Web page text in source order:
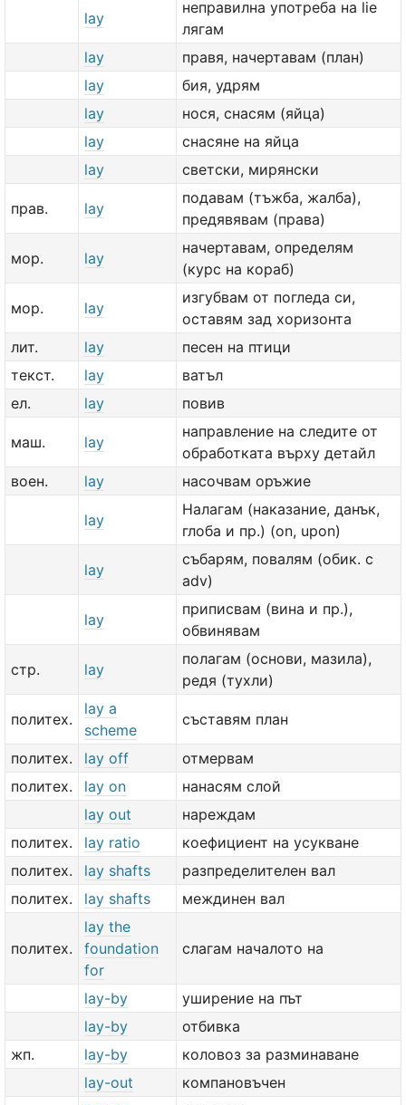
lay
неправилна употреба на lie
лягам
lay
правя, начертавам (план)
lay
бия, удрям
lay
нося, снасям (яйца)
lay
снасяне на яйца
lay
светски, мирянски
прав. lay
подавам (тъжба, жалба),
предявявам (права)
мор. lay
начертавам, определям
(курс на кораб)
мор. lay
изгубвам от погледа си,
оставям зад хоризонта
лит.
lay
песен на птици
текст.
lay
ватъл
ел.
lay повив
маш. lay
направление на следите от
обработката върху детайл
воен.
lay насочвам оръжие
lay
Налагам (наказание, данък,
глоба и пр.) (on, upon)
lay
събарям, повалям (обик. с
adv)
lay
приписвам (вина и пр.),
обвинявам
стр. lay
полагам (основи, мазила),
редя (тухли)
политех.
lay a
scheme
съставям план
политех. lay off
отмервам
политех.
lay on
нанасям слой
lay out
нареждам
политех.
lay ratio
коефициент на усукване
политех.
lay shafts
разпределителен вал
политех.
lay shafts междинен вал
политех.
lay the
foundation
for
слагам началото на
lay-by
уширение на път
lay-by
отбивка
жп.
lay-by
коловоз за разминаване
lay-out
компановъчен